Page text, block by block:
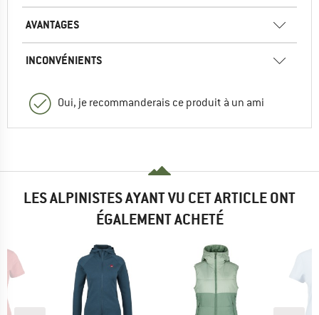
AVANTAGES
INCONVÉNIENTS
Oui, je recommanderais ce produit à un ami
LES ALPINISTES AYANT VU CET ARTICLE ONT
ÉGALEMENT ACHETÉ